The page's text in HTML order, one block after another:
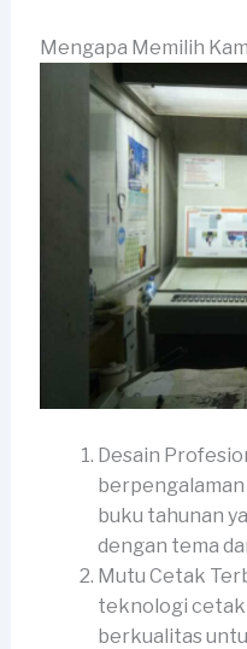
Mengapa Memilih
Desain
buku tahunan
dengan tema
Mutu Cetak
teknologi cetak
berkualitas